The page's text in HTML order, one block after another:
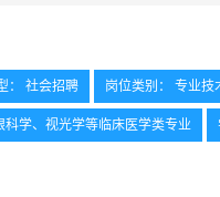
： 社会招聘 岗位类别： 专业技
科学、视光学等临床医学类专业